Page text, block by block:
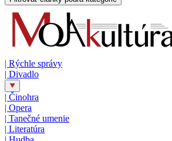
| Rýchle správy
| Divadlo
| Činohra
| Opera
| Tanečné umenie
| Literatúra